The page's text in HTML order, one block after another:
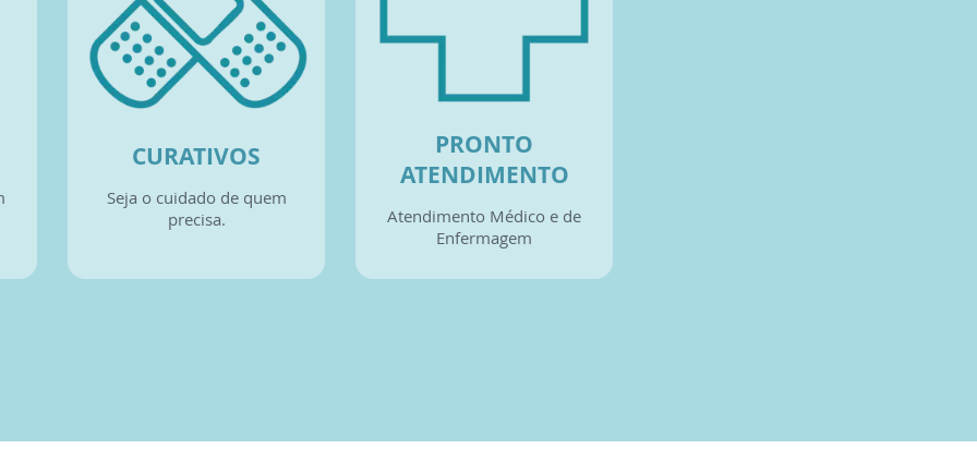
CURATIVOS
Seja o cuidado de quem
precisa.
PRONTO
ATENDIMENTO
Atendimento Médico e de
Enfermagem